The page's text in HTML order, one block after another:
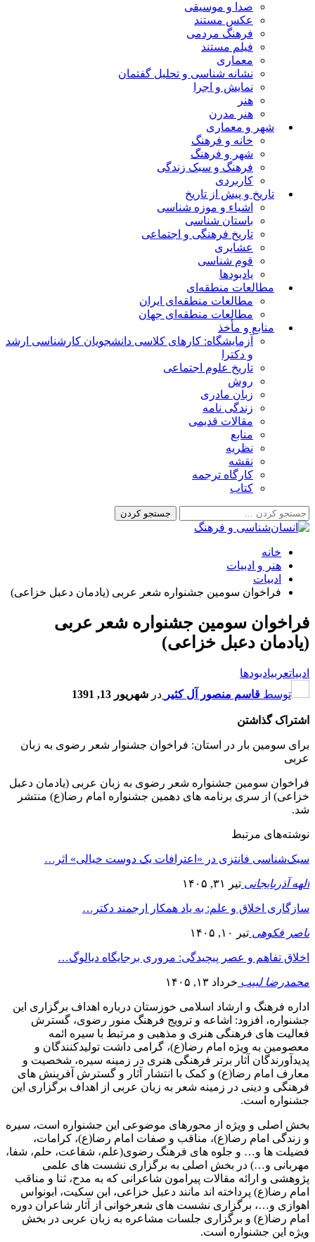
صدا و موسیقی
عکس مستند
فرهنگ مردمی
فیلم مستند
معماری
نشانه شناسی و تحلیل گفتمان
نمایش و اجرا
هنر
هنر مدرن
شهر و معماری
خانه و فرهنگ
شهر و فرهنگ
فرهنگ و سبک زندگی
کاربردی
تاریخ و پیش از تاریخ
اشیاء و موزه شناسی
باستان شناسی
تاریخ فرهنگی و اجتماعی
عشایری
قوم شناسی
یادبودها
مطالعات منطقه‌ای
مطالعات منطقه‌ای ایران
مطالعات منطقه‌ای جهان
منابع و مأخذ
آزمایشگاه: کارهای کلاسی دانشجویان کارشناسی ارشد
و دکترا
تاریخ علوم اجتماعی
روش
زبان مادری
زندگی نامه
مقالات قدیمی
منابع
نظریه
نقشه
کارگاه ترجمه
کتاب
خانه
هنر و ادبیات
ادبیات
فراخوان سومین جشنواره شعر عربی (یادمان دعبل خزاعی)
فراخوان سومین جشنواره شعر عربی
(یادمان دعبل خزاعی)
ادبیاتعربیادبودها
توسط قاسم منصور آل کثیر در شهریور 13, 1391
اشتراک گذاشتن
برای سومین بار در استان: فراخوان جشنوار شعر رضوی به زبان
عربی
فراخوان سومین جشنواره شعر رضوی به زبان عربی (یادمان دعبل
خزاعی) از سری برنامه های دهمین جشنواره امام رضا(ع) منتشر
شد.
نوشته‌های مرتبط
سبک‌شناسی فانتزی در «اعترافات یک دوست خیالی» اثر…
الهه آذربایجانی تیر ۳۱, ۱۴۰۵
سازگاری اخلاق و علم: به یاد همکار ارجمند دکتر…
ناصر فکوهی تیر ۱۰, ۱۴۰۵
اخلاق تفاهم و عصر پیچیدگی: مروری برجایگاه دیالوگ…
محمدرضا لبیب خرداد ۱۳, ۱۴۰۵
اداره فرهنگ و ارشاد اسلامی خوزستان درباره اهداف برگزاری این
جشنواره، افزود: اشاعه و ترویج فرهنگ منور رضوی، گسترش
فعالیت های فرهنگی هنری و مذهبی و مرتبط با سیره ائمه
معصومین به ویژه امام رضا(ع)، گرامی داشت تولیدکنندگان و
پدیدآورندگان آثار برتر فرهنگی هنری در زمینه سیره، شخصیت و
معارف امام رضا(ع) و کمک با انتشار آثار و گسترش آفرینش های
فرهنگی و دینی در زمینه شعر به زبان عربی از اهداف برگزاری این
جشنواره است.
بخش اصلی و ویژه از محورهای موضوعی این جشنواره است، سیره
و زندگی امام رضا(ع)، مناقب و صفات امام رضا(ع)، کرامات،
فضیلت ها و… و جلوه های فرهنگ رضوی(علم، شفاعت، حلم، شفا،
مهربانی و…) در بخش اصلی به برگزاری نشست های علمی
پژوهشی و ارائه مقالات پیرامون شاعرانی که به مدح، ثنا و مناقب
امام رضا(ع) پرداخته اند مانند دعبل خزاعی، ابن سکیت، ابونواس
اهوازی و…، برگزاری نشست های شعرخوانی از آثار شاعران دوره
امام رضا(ع) و برگزاری جلسات مشاعره به زبان عربی در بخش
ویژه این جشنواره است.